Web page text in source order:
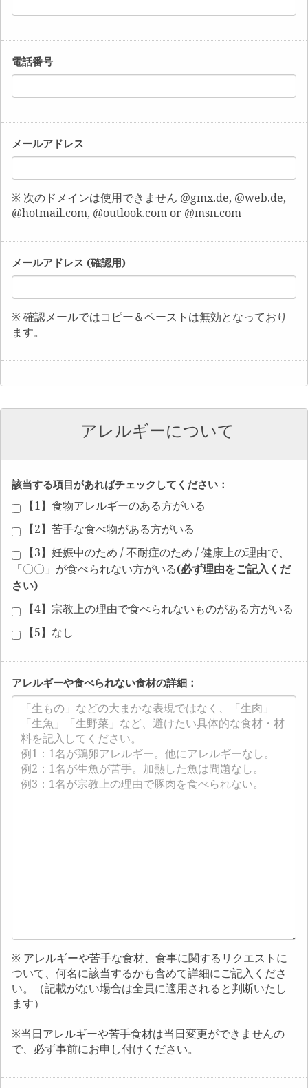
電話番号
メールアドレス
※ 次のドメインは使用できません @gmx.de, @web.de,
@hotmail.com, @outlook.com or @msn.com
メールアドレス (確認用)
※ 確認メールではコピー＆ペーストは無効となっており
ます。
アレルギーについて
該当する項目があればチェックしてください：
【1】食物アレルギーのある方がいる
【2】苦手な食べ物がある方がいる
【3】妊娠中のため / 不耐症のため / 健康上の理由で、
「〇〇」が食べられない方がいる
【4】宗教上の理由で食べられないものがある方がいる
【5】なし
アレルギーや食べられない食材の詳細：
※ アレルギーや苦手な食材、食事に関するリクエストに
ついて、何名に該当するかも含めて詳細にご記入くださ
い。（記載がない場合は全員に適用されると判断いたし
ます）
※当日アレルギーや苦手食材は当日変更ができませんの
で、必ず事前にお申し付けください。